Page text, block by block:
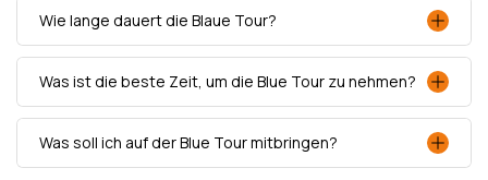
Wie lange dauert die Blaue Tour?
Was ist die beste Zeit, um die Blue Tour zu nehmen?
Was soll ich auf der Blue Tour mitbringen?